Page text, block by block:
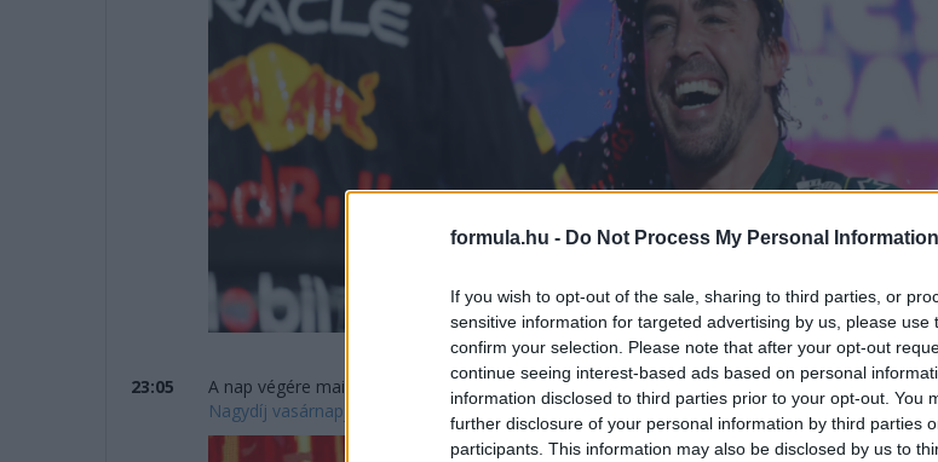
formula.hu - Do Not Process My Personal Information
If you wish to opt-out of the sale, sharing to third parties, or
sensitive information for targeted advertising by us, please use
confirm your selection. Please note that after your opt-out
continue seeing interest-based ads based on personal
information disclosed to third parties prior to your opt-out. You
further disclosure of your personal information by third parties
participants. This information may also be disclosed by us to
23:05 A nap végére mai hírösszefoglalónkat ajánljuk:itt megtaláljátok, mi minden történt a Szaúd-
Nagydíj vasárnapján!